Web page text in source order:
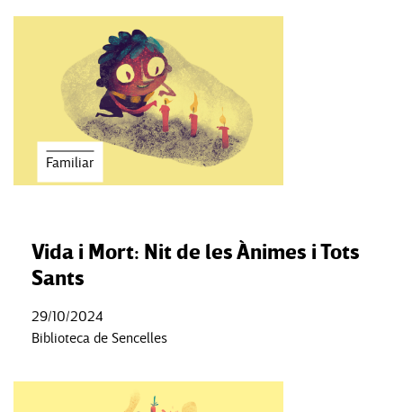
Familiar
Vida i Mort: Nit de les Ànimes i Tots
Sants
29/10/2024
Biblioteca de Sencelles